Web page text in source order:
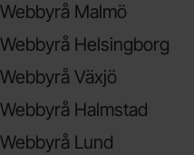
Webbyrå Malmö
Webbyrå Helsingborg
Webbyrå Växjö
Webbyrå Halmstad
Webbyrå Lund